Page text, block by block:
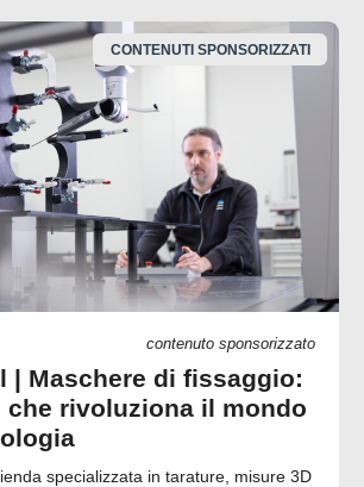
CONTENUTI SPONSORIZZATI
contenuto sponsorizzato
| Maschere di fissaggio:
che rivoluziona il mondo
specializzata in tarature, misure 3D